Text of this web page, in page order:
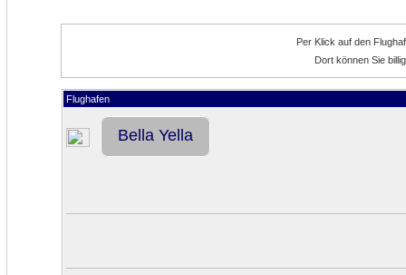
Per Klick auf den
Dort können Sie
Flughafen
Bella Yella